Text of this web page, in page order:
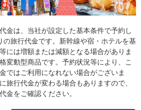
金は、当社が設定した基本条件で予約し
の旅行代金です。新幹線や宿・ホテルを基
には増額または減額となる場合がありま
変動型商品です。予約状況等により、こ
ではご利用になれない場合がございま
旅行代金が変わる場合もありますので、
金をご確認ください。